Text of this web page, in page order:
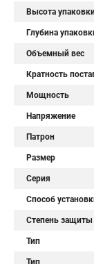
Высота
Глубина
Объемный вес
Кратность
Мощность
Напряжение
Патрон
Размер
Серия
Способ
Степень защиты
Тип
Тип